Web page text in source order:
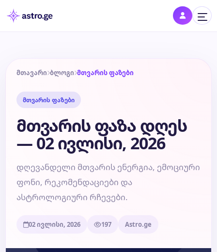
დღის ჰოროსკოპი
კვირის ჰოროსკოპი
წლის ჰოროსკოპი
მთავარი ბლოგი მთვარის ფაზები
მთვარის ფაზები
მთვარის ფაზა დღეს
— 02 ივლისი, 2026
დღევანდელი მთვარის ენერგია, ემოციური
ფონი, რეკომენდაციები და
ასტროლოგიური რჩევები.
02 ივლისი, 2026 197 Astro.ge